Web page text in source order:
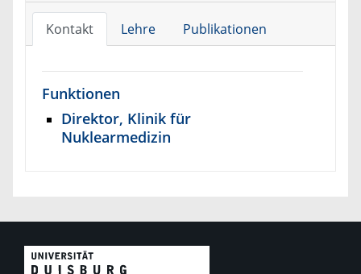
Kontakt Lehre Publikationen
Funktionen
Direktor, Klinik für
Nuklearmedizin